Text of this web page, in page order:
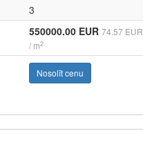
3
550000.00 EUR 74.57 EUR
/ m2
Nosolīt cenu